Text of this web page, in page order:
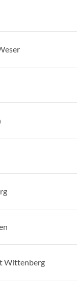
Wittenberg